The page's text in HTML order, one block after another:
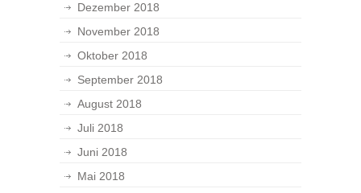
Dezember 2018
November 2018
Oktober 2018
September 2018
August 2018
Juli 2018
Juni 2018
Mai 2018